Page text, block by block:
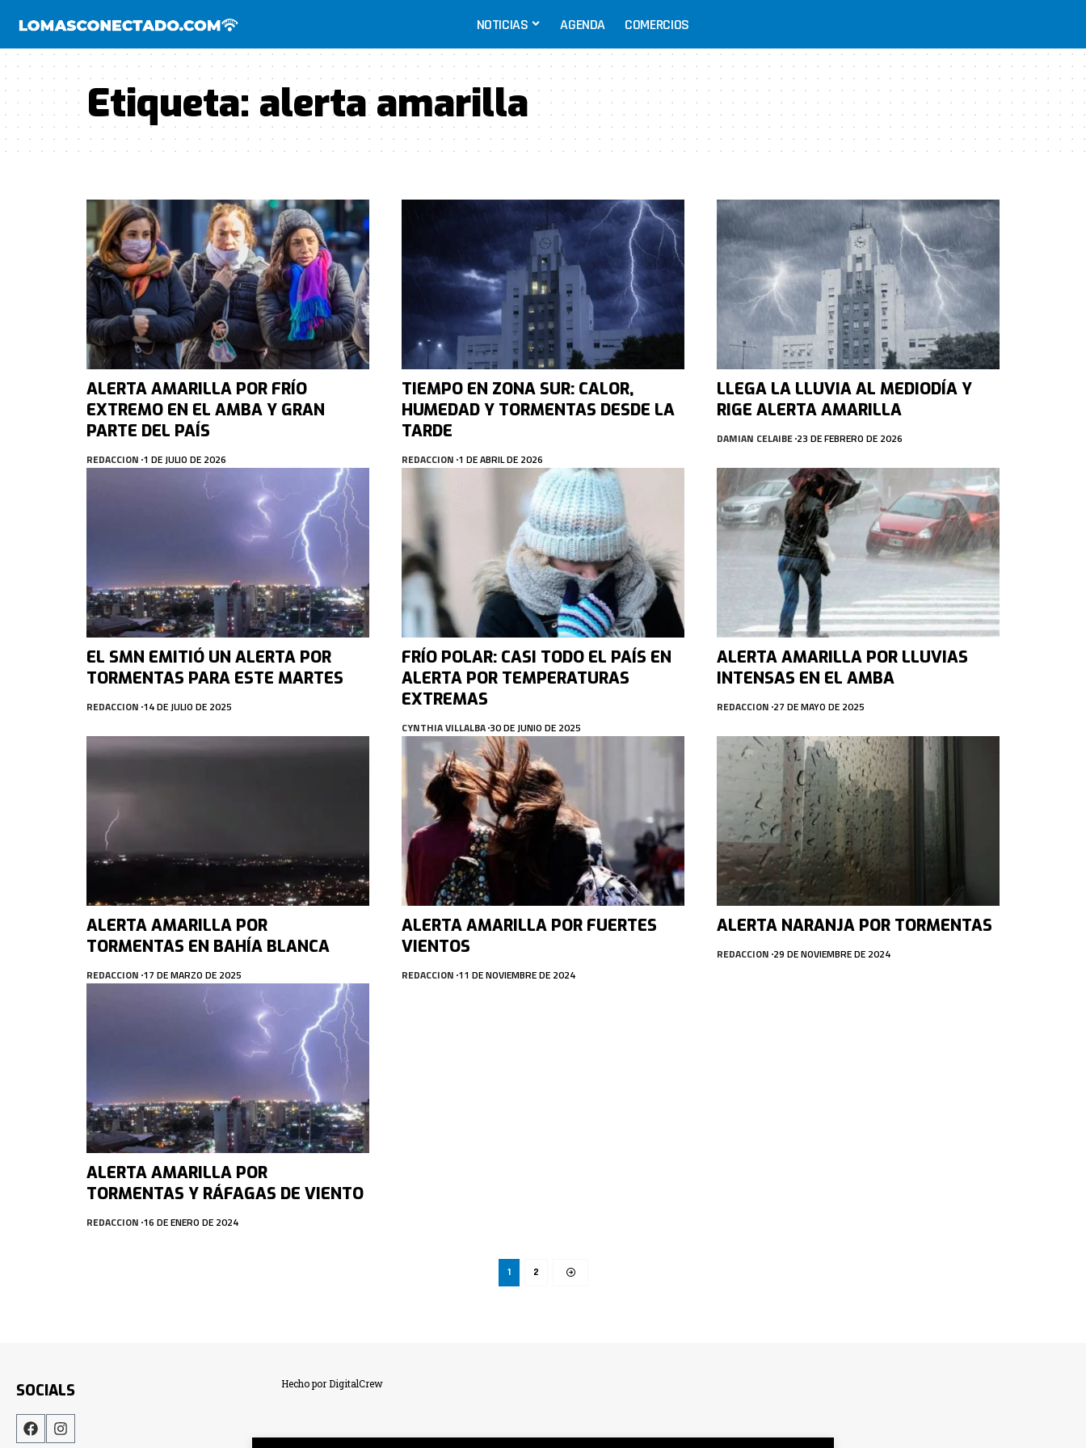
NOTICIAS AGENDA COMERCIOS
Etiqueta: alerta amarilla
ALERTA AMARILLA POR FRÍO
EXTREMO EN EL AMBA Y GRAN
PARTE DEL PAÍS
REDACCION 1 DE JULIO DE 2026
TIEMPO EN ZONA SUR: CALOR,
HUMEDAD Y TORMENTAS DESDE LA
TARDE
REDACCION 1 DE ABRIL DE 2026
LLEGA LA LLUVIA AL MEDIODÍA Y
RIGE ALERTA AMARILLA
DAMIAN CELAIBE 23 DE FEBRERO DE 2026
EL SMN EMITIÓ UN ALERTA POR
TORMENTAS PARA ESTE MARTES
REDACCION 14 DE JULIO DE 2025
FRÍO POLAR: CASI TODO EL PAÍS EN
ALERTA POR TEMPERATURAS
EXTREMAS
CYNTHIA VILLALBA 30 DE JUNIO DE 2025
ALERTA AMARILLA POR LLUVIAS
INTENSAS EN EL AMBA
REDACCION 27 DE MAYO DE 2025
ALERTA AMARILLA POR
TORMENTAS EN BAHÍA BLANCA
REDACCION 17 DE MARZO DE 2025
ALERTA AMARILLA POR FUERTES
VIENTOS
REDACCION 11 DE NOVIEMBRE DE 2024
ALERTA NARANJA POR TORMENTAS
REDACCION 29 DE NOVIEMBRE DE 2024
ALERTA AMARILLA POR
TORMENTAS Y RÁFAGAS DE VIENTO
REDACCION 16 DE ENERO DE 2024
1 2
SOCIALS Hecho por DigitalCrew